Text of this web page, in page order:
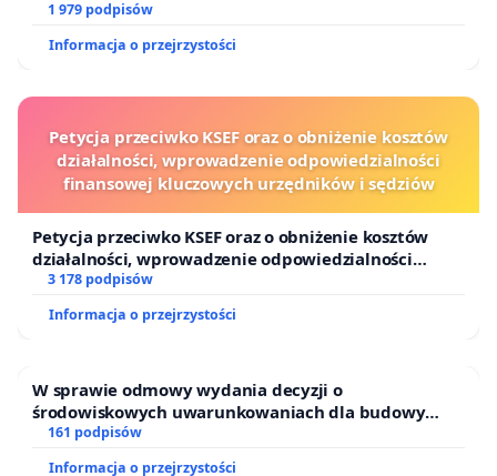
1 979 podpisów
Informacja o przejrzystości
Petycja przeciwko KSEF oraz o obniżenie kosztów
działalności, wprowadzenie odpowiedzialności
finansowej kluczowych urzędników i sędziów
Petycja przeciwko KSEF oraz o obniżenie kosztów
działalności, wprowadzenie odpowiedzialności
finansowej kluczowych urzędników i sędziów
3 178 podpisów
Informacja o przejrzystości
W sprawie odmowy wydania decyzji o
środowiskowych uwarunkowaniach dla budowy
zakładu wytwarzania biometanu „Krynki” w
161 podpisów
Informacja o przejrzystości